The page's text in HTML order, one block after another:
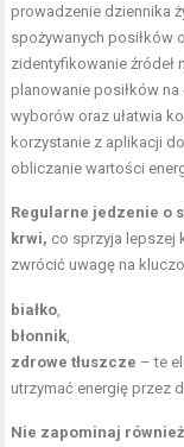
prowadzenie dziennika
spożywanych posiłków
zidentyfikowanie źródeł
planowanie posiłków
wyborów oraz ułatwia
korzystanie z aplikacji
obliczanie wartości
Regularne jedzenie o
krwi, co sprzyja lepszej
zwrócić uwagę na
białko
błonnik
zdrowe tłuszcze – te
utrzymać energię przez
Nie zapominaj